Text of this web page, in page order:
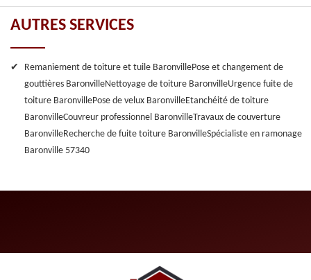
AUTRES SERVICES
Remaniement de toiture et tuile BaronvillePose et changement de
gouttières BaronvilleNettoyage de toiture BaronvilleUrgence fuite de
toiture BaronvillePose de velux BaronvilleEtanchéité de toiture
BaronvilleCouvreur professionnel BaronvilleTravaux de couverture
BaronvilleRecherche de fuite toiture BaronvilleSpécialiste en ramonage
Baronville 57340